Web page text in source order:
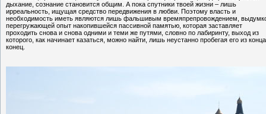
дыхание, сознание становится общим. А пока спутники твоей жизни – лишь
ирреальность, ищущая средство передвижения в любви. Поэтому власть и
необходимость иметь являются лишь фальшивым времяпрепровождением,
перегружающей опыт накопившейся пассивной памятью, которая заставляет
проходить снова и снова одними и теми же путями, словно по лабиринту, выход из
которого, как начинает казаться, можно найти, лишь неустанно пробегая его из
конец.